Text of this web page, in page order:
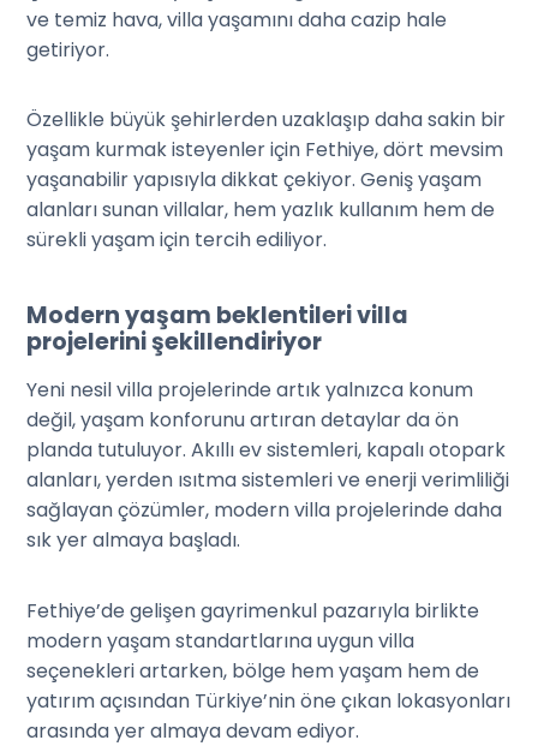
ve temiz hava, villa yaşamını daha cazip hale
getiriyor.
Özellikle büyük şehirlerden uzaklaşıp daha sakin bir
yaşam kurmak isteyenler için Fethiye, dört mevsim
yaşanabilir yapısıyla dikkat çekiyor. Geniş yaşam
alanları sunan villalar, hem yazlık kullanım hem de
sürekli yaşam için tercih ediliyor.
Modern yaşam beklentileri villa
projelerini şekillendiriyor
Yeni nesil villa projelerinde artık yalnızca konum
değil, yaşam konforunu artıran detaylar da ön
planda tutuluyor. Akıllı ev sistemleri, kapalı otopark
alanları, yerden ısıtma sistemleri ve enerji verimliliği
sağlayan çözümler, modern villa projelerinde daha
sık yer almaya başladı.
Fethiye’de gelişen gayrimenkul pazarıyla birlikte
modern yaşam standartlarına uygun villa
seçenekleri artarken, bölge hem yaşam hem de
yatırım açısından Türkiye’nin öne çıkan lokasyonları
arasında yer almaya devam ediyor.